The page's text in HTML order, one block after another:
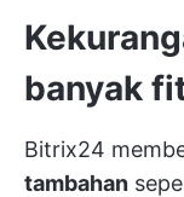
banyak
Bitrix24
tambahan